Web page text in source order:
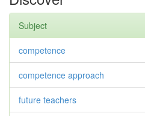
Subject
competence
competence approach
future teachers